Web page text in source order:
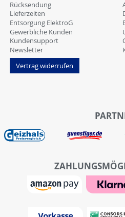
Rücksendung
Lieferzeiten
Entsorgung ElektroG
Gewerbliche Kunden
Kundensupport
Newsletter
Vertrag widerrufen